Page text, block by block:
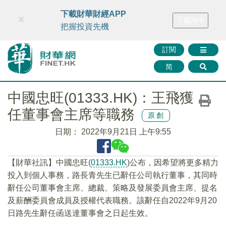
財華智庫網 FINTV FINMETA 財華證券 媒體矩陣
訂閱
简
×
下載財華財經APP
把握投資先機
中國忠旺(01333.HK)：王飛獲
任董事會主席等職務
原創
日期： 2022年9月21日 上午9:55
【財華社訊】中國忠旺(01333.HK)公布，因希望將更多精力
投入到個人事務，路長青先生已辭任公司執行董事，其同時
辭任公司董事會主席、總裁、策略及發展委員會主席、提名
及薪酬委員會成員及授權代表職務。該辭任自2022年9月20
日路先生辭任函送達董事會之日起生效。